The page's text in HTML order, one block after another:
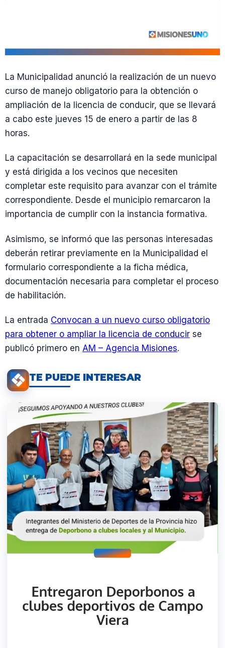
La Municipalidad anunció la realización de un nuevo
curso de manejo obligatorio para la obtención o
ampliación de la licencia de conducir, que se llevará
a cabo este jueves 15 de enero a partir de las 8
horas.
La capacitación se desarrollará en la sede municipal
y está dirigida a los vecinos que necesiten
completar este requisito para avanzar con el trámite
correspondiente. Desde el municipio remarcaron la
importancia de cumplir con la instancia formativa.
Asimismo, se informó que las personas interesadas
deberán retirar previamente en la Municipalidad el
formulario correspondiente a la ficha médica,
documentación necesaria para completar el proceso
de habilitación.
La entrada Convocan a un nuevo curso obligatorio
para obtener o ampliar la licencia de conducir se
publicó primero en AM – Agencia Misiones.
TE PUEDE INTERESAR